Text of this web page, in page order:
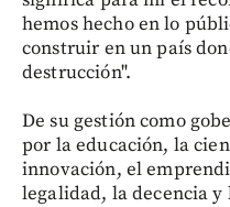
hemos hecho en lo
construir en un país
destrucción".
De su gestión como
por la educación, la
innovación, el
legalidad, la decencia y